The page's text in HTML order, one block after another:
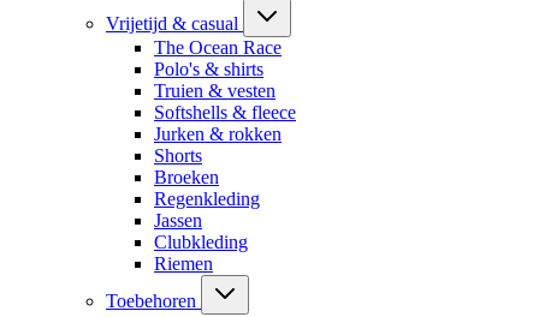
Vrijetijd & casual
The Ocean Race
Polo's & shirts
Truien & vesten
Softshells & fleece
Jurken & rokken
Shorts
Broeken
Regenkleding
Jassen
Clubkleding
Riemen
Toebehoren